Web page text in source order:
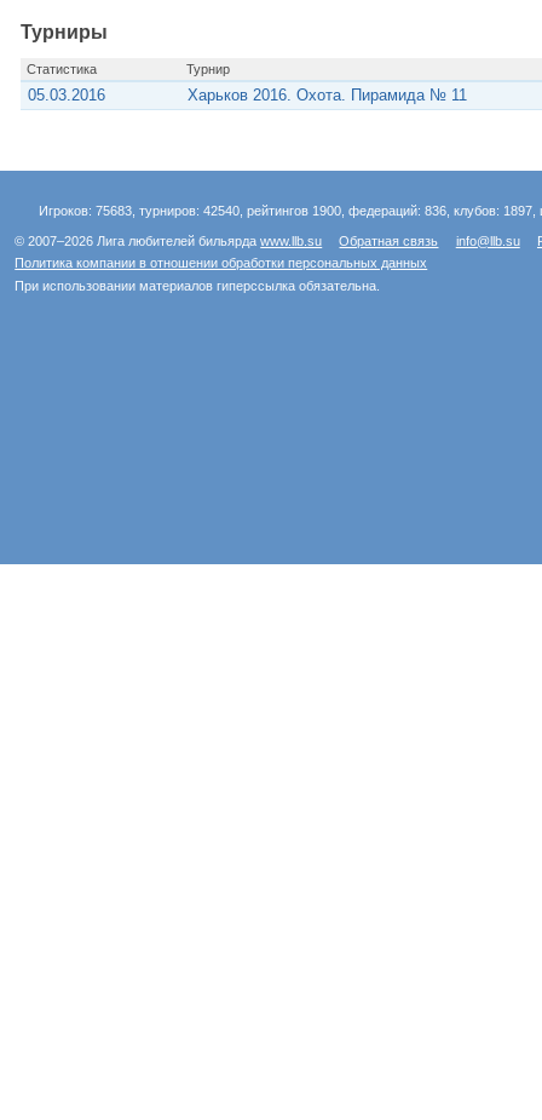
Турниры
Статистика Турнир
05.03.2016 Харьков 2016. Охота. Пирамида № 11
Игроков: 75683, турниров: 42540, рейтингов 1900, федераций: 836, клубов:
© 2007–2026 Лига любителей бильярдаwww.llb.su Обратная связь info@llb.su
Политика компании в отношении обработки персональных данных
При использовании материалов гиперссылка обязательна.